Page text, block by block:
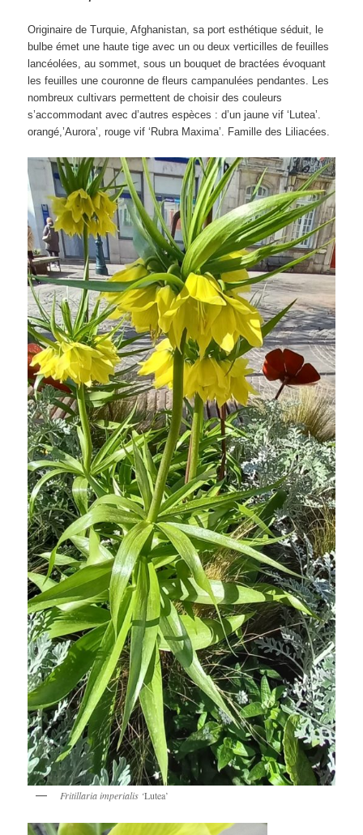
Originaire de Turquie, Afghanistan, sa port esthétique séduit, le
bulbe émet une haute tige avec un ou deux verticilles de feuilles
lancéolées, au sommet, sous un bouquet de bractées évoquant
les feuilles une couronne de fleurs campanulées pendantes. Les
nombreux cultivars permettent de choisir des couleurs
s’accommodant avec d’autres espèces : d’un jaune vif ‘Lutea’.
orangé,’Aurora’, rouge vif ‘Rubra Maxima’. Famille des Liliacées.
Fritillaria imperialis ‘Lutea’